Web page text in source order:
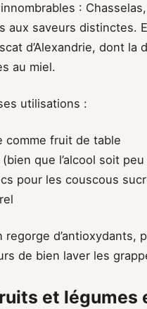
:
aux saveurs distinctes.
d’Alexandrie, dont la
au miel.
utilisations :
comme fruit de table
que l’alcool soit
pour les couscous
d’antioxydants,
de bien laver les
et légumes